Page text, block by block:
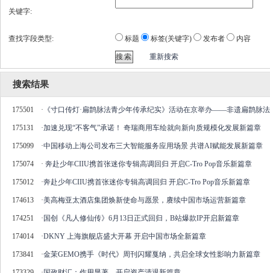
关键字:
查找字段类型: 标题 标签(关键字) 发布者 内容
重新搜索
搜索结果
175501 · 《寸口传灯·扁鹊脉法青少年传承纪实》活动在京举办——非遗扁鹊脉
175131 ·加速兑现“不客气”承诺！ 奇瑞商用车绘就向新向质规模化发展新篇章
175099 ·中国移动上海公司发布三大智能服务应用场景 共谱AI赋能发展新篇章
175074 · 奔赴少年CIIU携首张迷你专辑高调回归 开启C-Tro Pop音乐新篇章
175012 ·奔赴少年CIIU携首张迷你专辑高调回归 开启C-Tro Pop音乐新篇章
174613 ·美高梅亚太酒店集团焕新使命与愿景，赓续中国市场运营新篇章
174251 · 国创《凡人修仙传》6月13日正式回归，B站爆款IP开启新篇章
174014 ·DKNY 上海旗舰店盛大开幕 开启中国市场全新篇章
173841 ·金茉GEMO携手《时代》周刊闪耀戛纳，共启全球女性影响力新篇章